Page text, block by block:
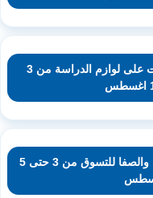
عروض نستو هايبر ماركت على لوازم الدراسة من 3
عروض ك ام هايبر ماركت والصفا للتسوق من 3 حتى 5